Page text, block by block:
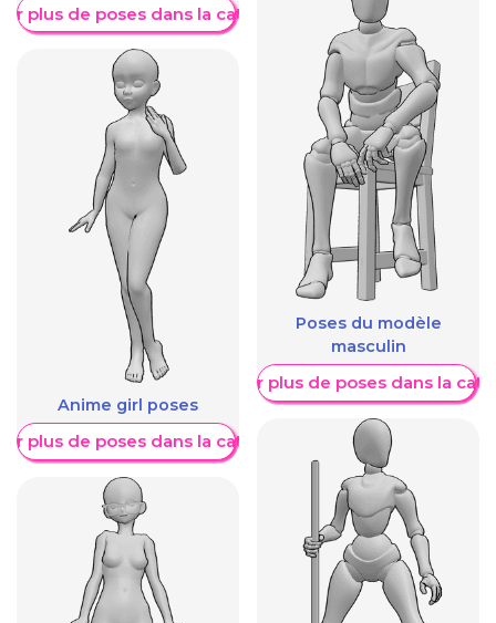
plus de poses dans la catégorie
Anime girl poses
plus de poses dans la catégorie
Poses du modèle
masculin
Afficher plus de poses dans la